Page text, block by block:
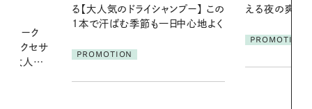
える夜の爽やかご褒美ケア
の一日。汗ば